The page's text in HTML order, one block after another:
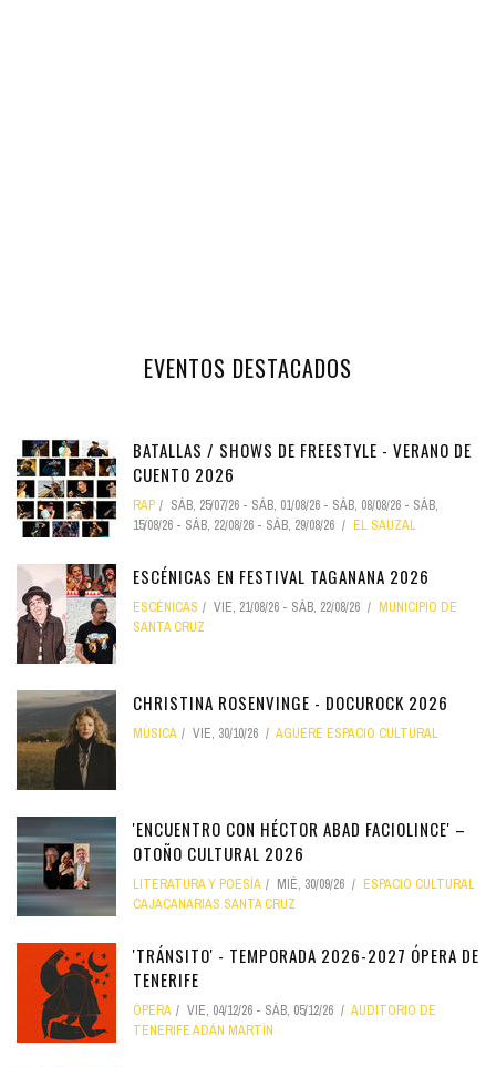
EVENTOS DESTACADOS
BATALLAS / SHOWS DE FREESTYLE - VERANO DE
CUENTO 2026
RAP SÁB, 25/07/26 - SÁB, 01/08/26 - SÁB, 08/08/26 - SÁB,
15/08/26 - SÁB, 22/08/26 - SÁB, 29/08/26 EL SAUZAL
ESCÉNICAS EN FESTIVAL TAGANANA 2026
ESCÉNICAS VIE, 21/08/26 - SÁB, 22/08/26
MUNICIPIO DE
SANTA CRUZ
CHRISTINA ROSENVINGE - DOCUROCK 2026
MÚSICA VIE, 30/10/26 AGUERE ESPACIO CULTURAL
'ENCUENTRO CON HÉCTOR ABAD FACIOLINCE' –
OTOÑO CULTURAL 2026
LITERATURA Y POESÍA MIÉ, 30/09/26
ESPACIO CULTURAL
CAJACANARIAS SANTA CRUZ
'TRÁNSITO' - TEMPORADA 2026-2027 ÓPERA DE
TENERIFE
ÓPERA VIE, 04/12/26 - SÁB, 05/12/26
AUDITORIO DE
TENERIFE ADÁN MARTÍN